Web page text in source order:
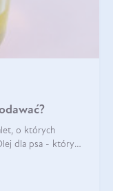
o których
dla psa - który